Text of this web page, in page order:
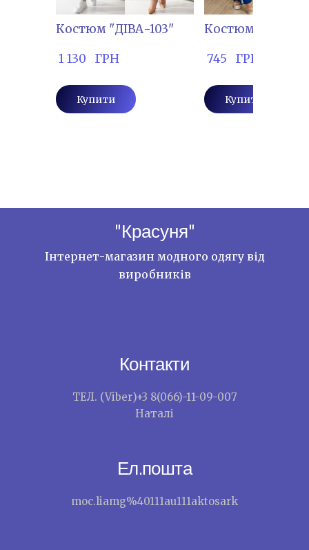
Костюм "ДІВА-103"
1 130   ГРН
Купити
Костюм "ТІМ-
745   ГРН
Купити
"Красуня"
Інтернет-магазин модного одягу від
виробників
Контакти
ТЕЛ. (Viber)+3 8(066)-11-09-007
Наталі
Ел.пошта
moc.liamg%40111au111aktosark